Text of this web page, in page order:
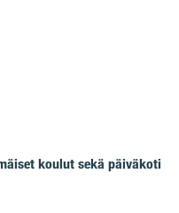
koulut sekä päiväkoti